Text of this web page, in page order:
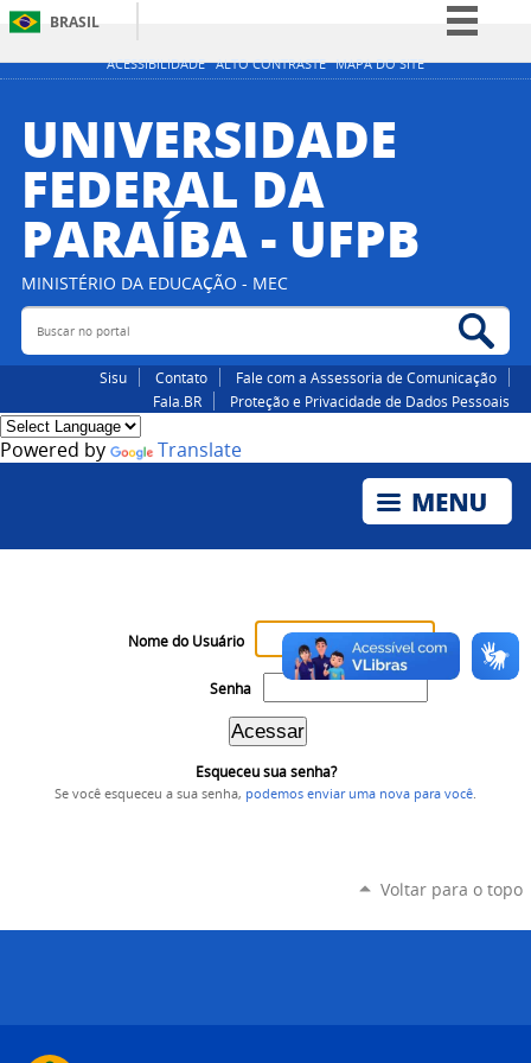
ACESSIBILIDADE ALTO CONTRASTE MAPA DO SITE
BRASIL
Simplifique!
Participe
Acesso à informação
Canais
UNIVERSIDADE
FEDERAL DA
PARAÍBA - UFPB
MINISTÉRIO DA EDUCAÇÃO - MEC
Buscar no portal
Sisu Contato
Fale com a Assessoria de Comunicação
Fala.BR
Proteção e Privacidade de Dados Pessoais
Powered by Translate
Nome do Usuário
Senha
Esqueceu sua senha?
Se você esqueceu a sua senha, podemos enviar uma nova para você
Voltar para o topo